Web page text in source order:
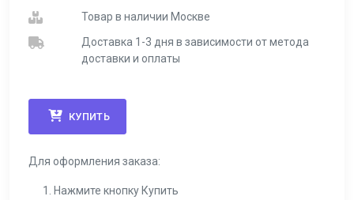
Товар в наличии Москве
Доставка 1-3 дня в зависимости от метода
доставки и оплаты
КУПИТЬ
Для оформления заказа:
Нажмите кнопку Купить